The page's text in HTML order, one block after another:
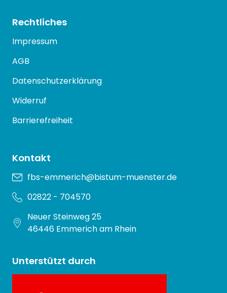
Rechtliches
Impressum
AGB
Datenschutzerklärung
Widerruf
Barrierefreiheit
Kontakt
fbs-emmerich@bistum-muenster.de
02822 - 704570
Neuer Steinweg 25
46446 Emmerich am Rhein
Unterstützt durch